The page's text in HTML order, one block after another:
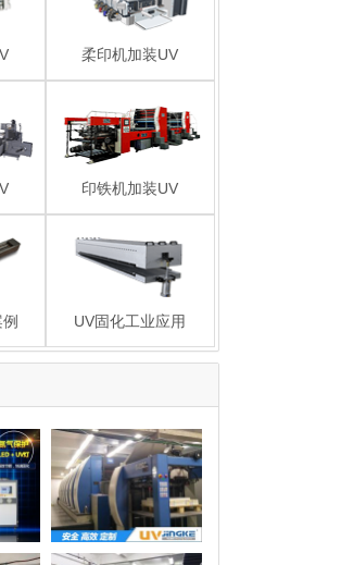
柔印机加装UV
印铁机加装UV
UV固化工业应用